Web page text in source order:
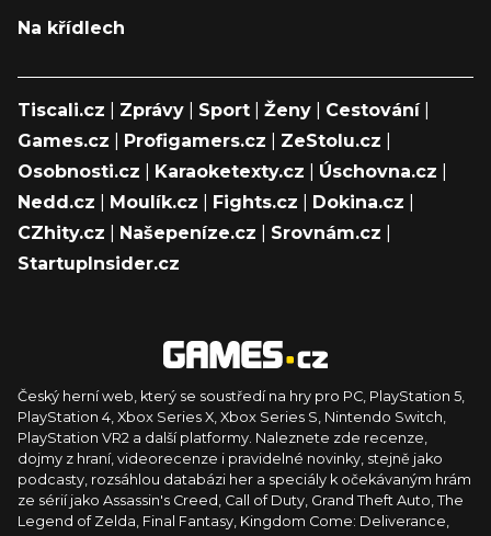
Na křídlech
Tiscali.cz Zprávy Sport Ženy Cestování|
Games.cz
Profigamers.cz ZeStolu.cz
Osobnosti.cz
Karaoketexty.cz Úschovna.cz
Nedd.cz
Moulík.cz Fights.cz Dokina.cz
CZhity.cz
Našepeníze.cz Srovnám.cz
StartupInsider.cz
Český herní web, který se soustředí na hry pro PC, PlayStation 5,
PlayStation 4, Xbox Series X, Xbox Series S, Nintendo Switch,
PlayStation VR2 a další platformy. Naleznete zde recenze,
dojmy z hraní, videorecenze i pravidelné novinky, stejně jako
podcasty, rozsáhlou databázi her a speciály k očekávaným hrám
ze sérií jako Assassin's Creed, Call of Duty, Grand Theft Auto, The
Legend of Zelda, Final Fantasy, Kingdom Come: Deliverance,